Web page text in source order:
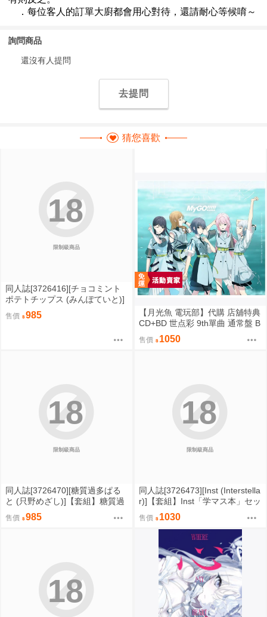
詢問商品
還沒有人提問
去提問
猜您喜歡
限制級商品
18
同人誌[3726416][チョコミント
ポテトチップス (みんぽていと)]
【套組】チョコミントポテトチ
ップス「ブルアカ:セイア」セッ
售價 985
【月光魚 電玩部】代購 店舖特典
CD+BD 世点彩 9th單曲 通常盤 B
lu-ray付生產限定盤 BanG Drea
m
售價 1050
限制級商品
18
同人誌[3726470][糖質過多ぱる
と (只野めざし)]【套組】糖質過
多ぱると「爆乳優等生に必要な
ちんぽのお勉強」セット (原創)
售價 985
限制級商品
18
同人誌[3726473][Inst (Interstella
r)]【套組】Inst「学マス本」セッ
ト (學園偶像大師)
售價 1030
18